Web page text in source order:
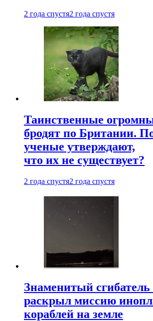
2 года спустя2 года спустя
Таинственные
бродят по Британии.
ученые утверждают,
что их не существует?
2 года спустя2 года спустя
Знаменитый сгибатель
раскрыл миссию
кораблей на земле